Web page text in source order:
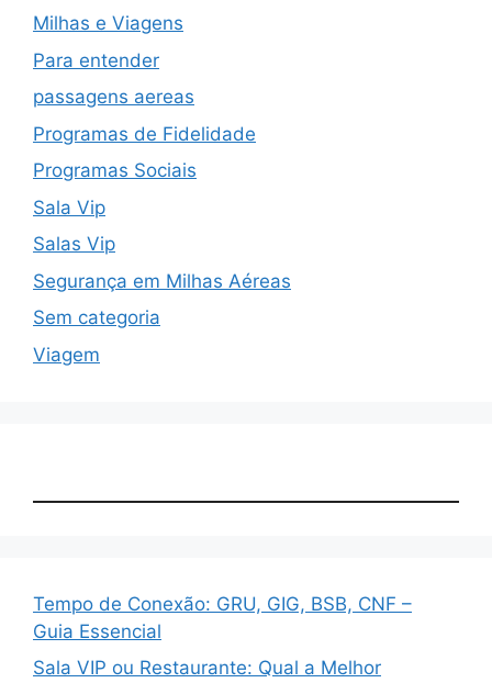
Milhas e Viagens
Para entender
passagens aereas
Programas de Fidelidade
Programas Sociais
Sala Vip
Salas Vip
Segurança em Milhas Aéreas
Sem categoria
Viagem
Tempo de Conexão: GRU, GIG, BSB, CNF –
Guia Essencial
Sala VIP ou Restaurante: Qual a Melhor